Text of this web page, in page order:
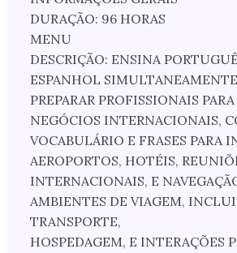
DURAÇÃO: 96 HORAS
MENU
DESCRIÇÃO: ENSINA
ESPANHOL
PREPARAR PROFISSIONAIS
NEGÓCIOS INTERNACIONAIS,
VOCABULÁRIO E FRASES PARA
AEROPORTOS, HOTÉIS,
INTERNACIONAIS, E
AMBIENTES DE VIAGEM,
TRANSPORTE,
HOSPEDAGEM, E INTERAÇÕES